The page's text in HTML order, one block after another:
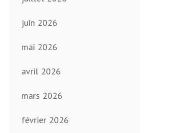
juin 2026
mai 2026
avril 2026
mars 2026
février 2026